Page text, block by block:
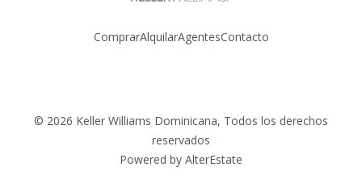
ComprarAlquilarAgentesContacto
© 2026 Keller Williams Dominicana, Todos los derechos
reservados
Powered by AlterEstate